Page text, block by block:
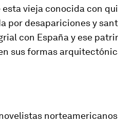
vieja conocida con
por desapariciones y
con España y ese
sus formas